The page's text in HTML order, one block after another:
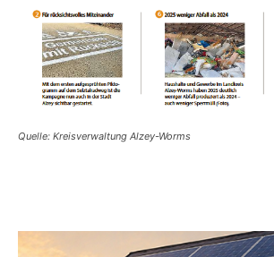
Quelle: Kreisverwaltung Alzey-Worms